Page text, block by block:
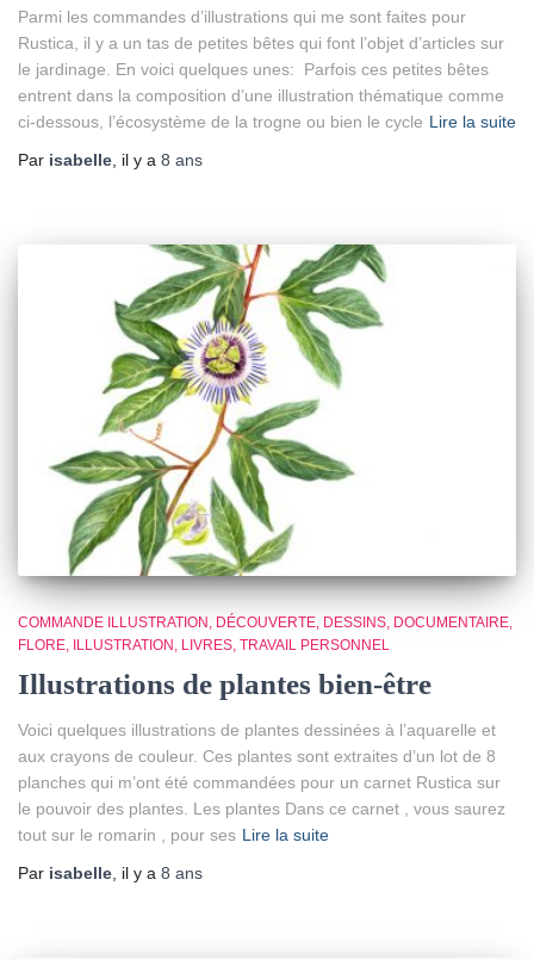
Parmi les commandes d’illustrations qui me sont faites pour
Rustica, il y a un tas de petites bêtes qui font l’objet d’articles sur
le jardinage. En voici quelques unes: Parfois ces petites bêtes
entrent dans la composition d’une illustration thématique comme
ci-dessous, l’écosystème de la trogne ou bien le cycle Lire la suite
Par isabelle , il y a 8 ans
COMMANDE ILLUSTRATION DÉCOUVERTE DESSINS DOCUMENTAIRE
FLORE
ILLUSTRATION LIVRES TRAVAIL PERSONNEL
Illustrations de plantes bien-être
Voici quelques illustrations de plantes dessinées à l’aquarelle et
aux crayons de couleur. Ces plantes sont extraites d’un lot de 8
planches qui m’ont été commandées pour un carnet Rustica sur
le pouvoir des plantes. Les plantes Dans ce carnet , vous saurez
tout sur le romarin , pour ses Lire la suite
Par isabelle, il y a 8 ans